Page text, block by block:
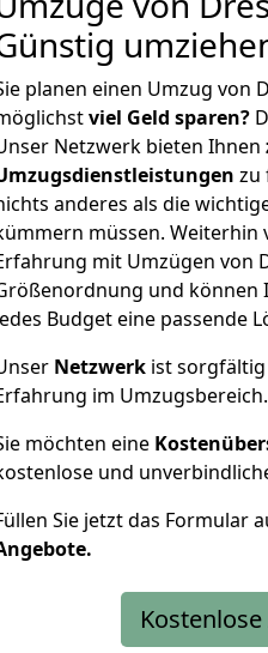
planen einen Umzug von
viel Geld sparen?
Netzwerk bieten Ihnen
zu
anderes als die
müssen.
mit Umzügen von
und können
Budget eine passende
Netzwerk ist sorgfältig
im Umzugsbereich.
möchten eine
und
Sie jetzt das Formular